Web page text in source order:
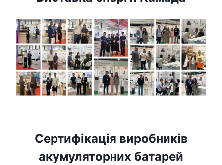
Сертифікація виробників
акумуляторних батарей